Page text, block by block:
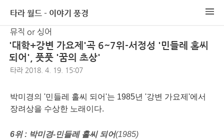
타라 월드 - 이야기 풍경
뮤직 or 싱어
'대학+강변 가요제'곡 6~7위-서정성 '민들레 홀씨
되어', 풋풋 '꿈의 초상'
타라 2018. 4. 19. 15:07
박미경의 '민들레 홀씨 되어'는 1985년 '강변 가요제'에서
장려상을 수상한 노래이다.
6위 : 박미경-민들레 홀씨 되어(1985)